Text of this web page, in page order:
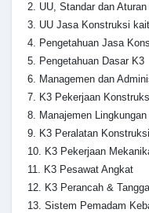
2. UU, Standar dan
3. UU Jasa Konstruksi
4. Pengetahuan Jasa
5. Pengetahuan Dasar K3
6. Managemen dan
7. K3 Pekerjaan
8. Manajemen Lingkungan
9. K3 Peralatan Konstruksi
10. K3 Pekerjaan
11. K3 Pesawat Angkat
12. K3 Perancah & Tangga
13. Sistem Pemadam